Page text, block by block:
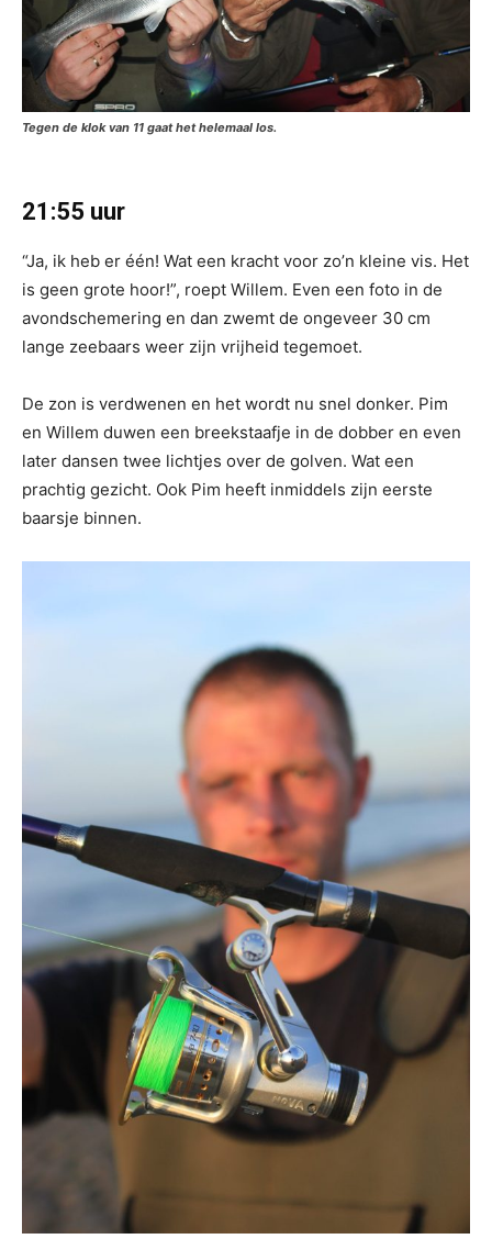
Tegen de klok van 11 gaat het helemaal los.
21:55 uur
“Ja, ik heb er één! Wat een kracht voor zo’n kleine vis. Het
is geen grote hoor!”, roept Willem. Even een foto in de
avondschemering en dan zwemt de ongeveer 30 cm
lange zeebaars weer zijn vrijheid tegemoet.
De zon is verdwenen en het wordt nu snel donker. Pim
en Willem duwen een breekstaafje in de dobber en even
later dansen twee lichtjes over de golven. Wat een
prachtig gezicht. Ook Pim heeft inmiddels zijn eerste
baarsje binnen.